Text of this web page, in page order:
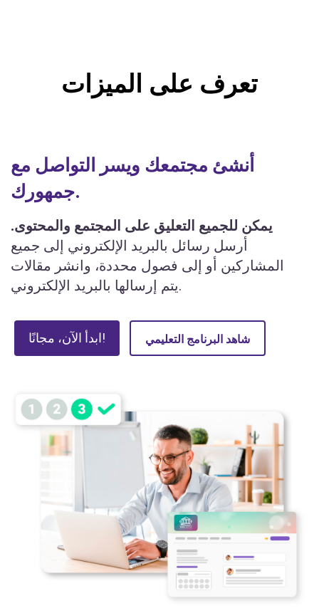
تعرف على الميزات
أنشئ مجتمعك ويسر التواصل مع
جمهورك.
يمكن للجميع التعليق على المجتمع والمحتوى.
أرسل رسائل بالبريد الإلكتروني إلى جميع
المشاركين أو إلى فصول محددة، وانشر مقالات
يتم إرسالها بالبريد الإلكتروني.
ابدأ الآن، مجانًا! شاهد البرنامج التعليمي